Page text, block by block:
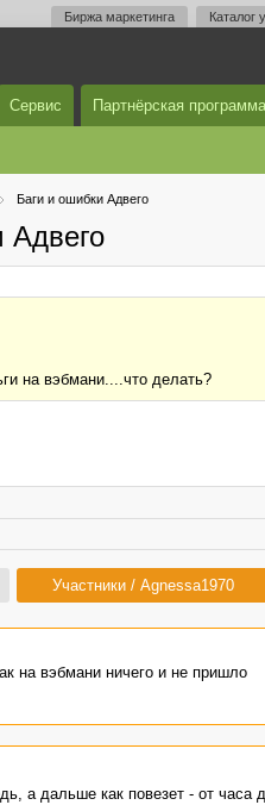
Биржа маркетинга Каталог
Сервис Партнёрская программа
Баги и ошибки Адвего
на вэбмани....что делать?
Участники / Agnessa1970
на вэбмани ничего и не пришло
а дальше как повезет - от часа